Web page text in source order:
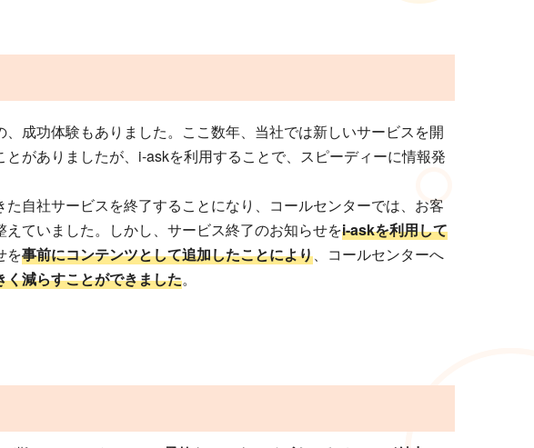
成功体験もありました。ここ数年、当社では新しいサービスを開
がありましたが、i-askを利用することで、スピーディーに情報発
自社サービスを終了することになり、コールセンターでは、お客
ていました。しかし、サービス終了のお知らせをi-askを利用して
を事前にコンテンツとして追加したことにより、コールセンターへ
く減らすことができました。